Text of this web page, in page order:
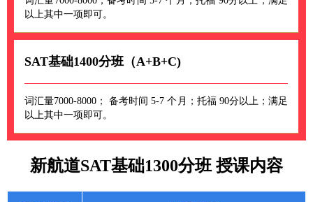
以上其中一项即可。
SAT基础1400分班（A+B+C)
词汇量7000-8000； 备考时间 5-7 个月；托福 90分以上；满足
以上其中一项即可。
新航道SAT基础1300分班 授课内容